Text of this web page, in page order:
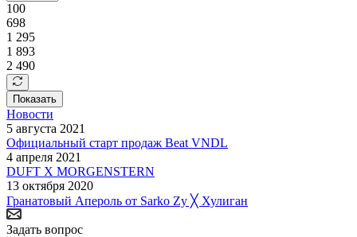
100
698
1 295
1 893
2 490
Показать
Новости
5 августа 2021
Официальный старт продаж Beat VNDL
4 апреля 2021
DUFT X MORGENSTERN
13 октября 2020
Гранатовый Апероль от Sarko Zy ╳ Хулиган
Задать вопрос